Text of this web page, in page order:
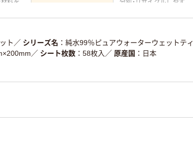
料を
分別・リサイクルしやす
いる
削減
。詳しくはページ下部の商品詳細「アスクル商品環境スコ
ト ／ シリーズ名
純水99％ピュアウォーターウェットティ
／ シート枚数 58枚入 ／ 原産国
日本